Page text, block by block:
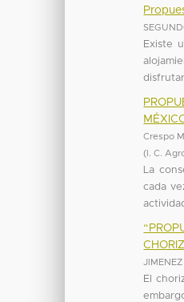
Existe
Crespo
( I. C.
La
cada
El